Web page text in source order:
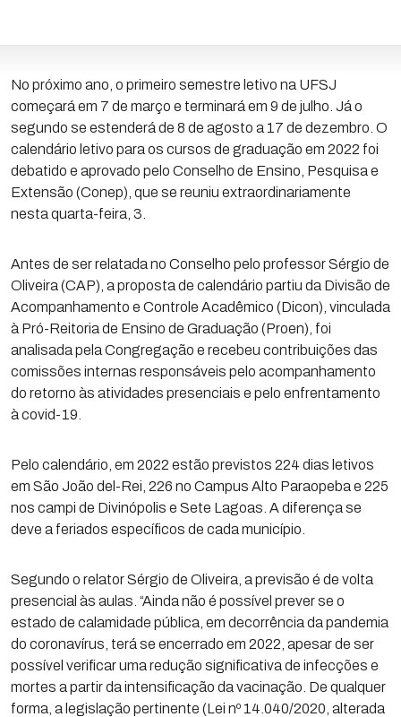
No próximo ano, o primeiro semestre letivo na UFSJ
começará em 7 de março e terminará em 9 de julho. Já o
segundo se estenderá de 8 de agosto a 17 de dezembro. O
calendário letivo para os cursos de graduação em 2022 foi
debatido e aprovado pelo Conselho de Ensino, Pesquisa e
Extensão (Conep), que se reuniu extraordinariamente
nesta quarta-feira, 3.
Antes de ser relatada no Conselho pelo professor Sérgio de
Oliveira (CAP), a proposta de calendário partiu da Divisão de
Acompanhamento e Controle Acadêmico (Dicon), vinculada
à Pró-Reitoria de Ensino de Graduação (Proen), foi
analisada pela Congregação e recebeu contribuições das
comissões internas responsáveis pelo acompanhamento
do retorno às atividades presenciais e pelo enfrentamento
à covid-19.
Pelo calendário, em 2022 estão previstos 224 dias letivos
em São João del-Rei, 226 no Campus Alto Paraopeba e 225
nos campi de Divinópolis e Sete Lagoas. A diferença se
deve a feriados específicos de cada município.
Segundo o relator Sérgio de Oliveira, a previsão é de volta
presencial às aulas. “Ainda não é possível prever se o
estado de calamidade pública, em decorrência da pandemia
do coronavírus, terá se encerrado em 2022, apesar de ser
possível verificar uma redução significativa de infecções e
mortes a partir da intensificação da vacinação. De qualquer
forma, a legislação pertinente (Lei nº 14.040/2020, alterada